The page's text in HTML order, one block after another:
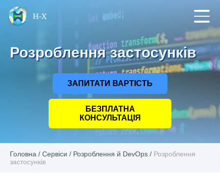
Розроблення застосунків
ЗАПИТАТИ ВАРТІСТЬ
БЕЗПЛАТНА
КОНСУЛЬТАЦІЯ
Головна / Сервіси / Розроблення й DevOps / Розроблення
застосунків